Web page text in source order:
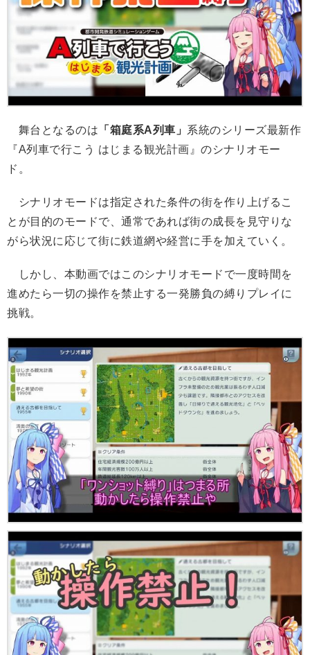
舞台となるのは 「箱庭系A列車」 系統のシリーズ最新作
『A列車で行こう はじまる観光計画』のシナリオモー
ド。
シナリオモードは指定された条件の街を作り上げるこ
とが目的のモードで、通常であれば街の成長を見守りな
がら状況に応じて街に鉄道網や経営に手を加えていく。
しかし、本動画ではこのシナリオモードで一度時間を
進めたら一切の操作を禁止する一発勝負の縛りプレイに
挑戦。